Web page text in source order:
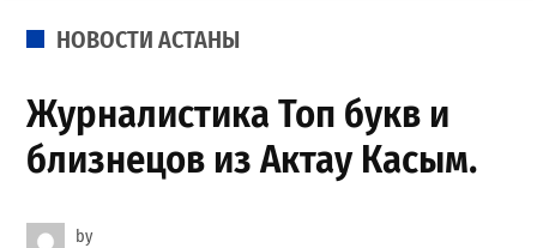
POSTED
НОВОСТИ АСТАНЫ
Журналистика Топ букв и
близнецов из Актау Касым.
by